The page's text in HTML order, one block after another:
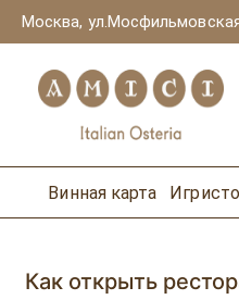
Москва,
Винная карта
Как открыть